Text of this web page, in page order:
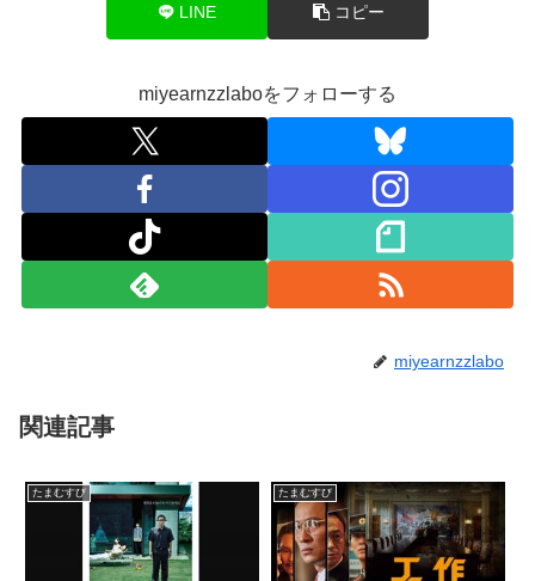
LINE コピー
miyearnzzlaboをフォローする
miyearnzzlabo
関連記事
たまむすび たまむすび